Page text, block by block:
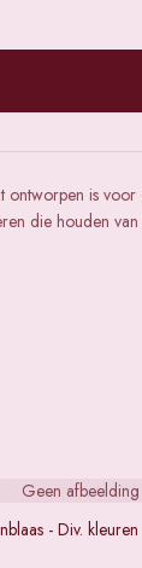
ontworpen is voor
die houden
Geen afbeelding
- Div. kleuren